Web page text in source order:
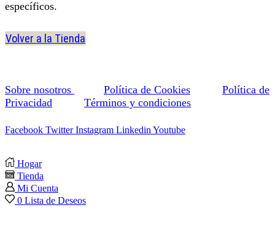
específicos.
Volver a la Tienda
Sobre nosotros Política de Cookies
Política de
Privacidad
Términos y condiciones
Facebook Twitter Instagram Linkedin Youtube
Hogar
Tienda
Mi Cuenta
0 Lista de Deseos